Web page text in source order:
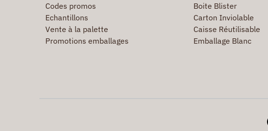
Codes promos
Echantillons
Vente à la palette
Promotions emballages
Boite Blister
Carton Inviolable
Caisse Réutilisable
Emballage Blanc